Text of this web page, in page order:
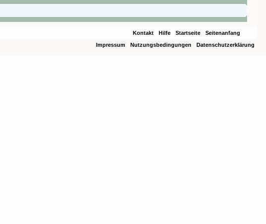
Kontakt Hilfe Startseite
Seitenanfang
Impressum
Nutzungsbedingungen Datenschutzerklärung